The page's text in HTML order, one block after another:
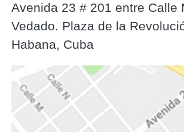
Avenida 23 # 201 entre Calle
Vedado. Plaza de la
Habana, Cuba